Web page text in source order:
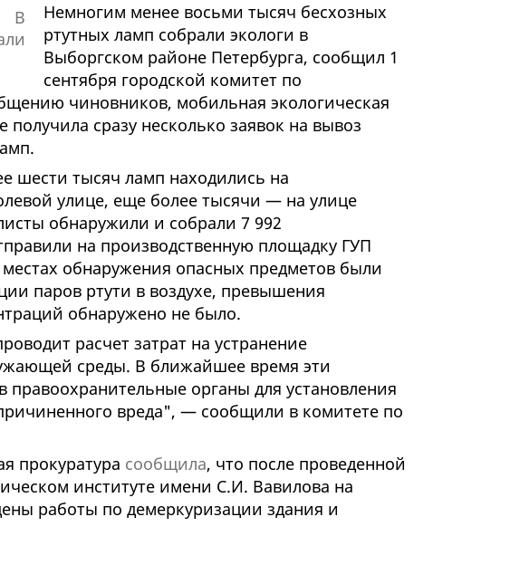
Немногим менее восьми тысяч бесхозных
ртутных ламп собрали экологи в
Выборгском районе Петербурга, сообщил 1
сентября городской комитет по
чиновников, мобильная экологическая
сразу несколько заявок на вывоз
шести тысяч ламп находились на
улице, еще более тысячи — на улице
обнаружили и собрали 7 992
на производственную площадку ГУП
обнаружения опасных предметов были
паров ртути в воздухе, превышения
обнаружено не было.
расчет затрат на устранение
среды. В ближайшее время эти
правоохранительные органы для установления
вреда", — сообщили в комитете по
прокуратура сообщила, что после проведенной
институте имени С.И. Вавилова на
работы по демеркуризации здания и